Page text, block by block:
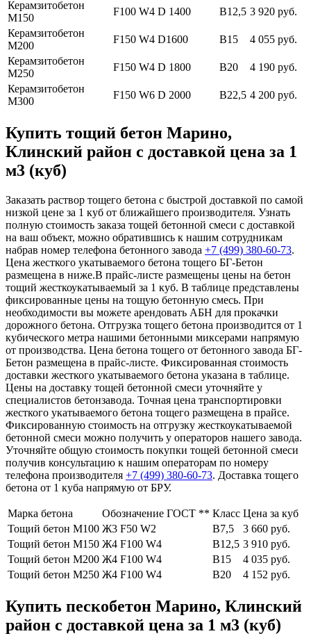
Керамзитобетон
М150
F100 W4 D 1400 В12,5 3 920 руб.
Керамзитобетон
М200
F150 W4 D1600 В15
4 055 руб.
Керамзитобетон
М250
F150 W4 D 1800 В20
4 190 руб.
Керамзитобетон
М300
F150 W6 D 2000 В22,5 4 200 руб.
Купить тощий бетон Марино,
Клинский район с доставкой цена за 1
м3 (куб)
Заказать раствор тощего бетона с быстрой доставкой по самой
низкой цене за 1 куб от ближайшего производителя. Узнать
полную стоимость заказа тощей бетонной смеси с доставкой
на ваш объект, можно обратившись к нашим сотрудникам
набрав номер телефона бетонного завода +7 (499) 380-60-73.
Цена жесткого укатываемого бетона тощего БГ-Бетон
размещена в ниже.В прайс-листе размещены цены на бетон
тощий жесткоукатываемый за 1 куб. В таблице представлены
фиксированные цены на тощую бетонную смесь. При
необходимости вы можете арендовать АБН для прокачки
дорожного бетона. Отгрузка тощего бетона производится от 1
кубического метра нашими бетонными миксерами напрямую
от производства. Цена бетона тощего от бетонного завода БГ-
Бетон размещена в прайс-листе. Фиксированная стоимость
доставки жесткого укатываемого бетона указана в таблице.
Цены на доставку тощей бетонной смеси уточняйте у
специалистов бетонзавода. Точная цена транспортировки
жесткого укатываемого бетона тощего размещена в прайсе.
Фиксированную стоимость на отгрузку жесткоукатываемой
бетонной смеси можно получить у операторов нашего завода.
Уточняйте общую стоимость покупки тощей бетонной смеси
получив консультацию к нашим операторам по номеру
телефона производителя +7 (499) 380-60-73. Доставка тощего
бетона от 1 куба напрямую от БРУ.
Марка бетона Обозначение ГОСТ ** Класс Цена за куб
Тощий бетон М100 Ж3 F50 W2 В7,5
3 660 руб.
Тощий бетон М150 Ж4 F100 W4 В12,5 3 910 руб.
Тощий бетон М200 Ж4 F100 W4 В15
4 035 руб.
Тощий бетон М250 Ж4 F100 W4 В20 4 152 руб.
Купить пескобетон Марино, Клинский
район с доставкой цена за 1 м3 (куб)